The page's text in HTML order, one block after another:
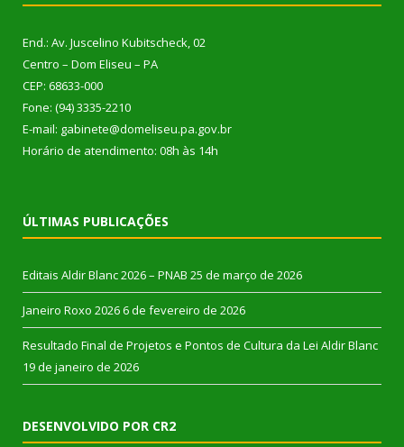
End.: Av. Juscelino Kubitscheck, 02
Centro – Dom Eliseu – PA
CEP: 68633-000
Fone: (94) 3335-2210
E-mail: gabinete@domeliseu.pa.gov.br
Horário de atendimento: 08h às 14h
ÚLTIMAS PUBLICAÇÕES
Editais Aldir Blanc 2026 – PNAB 25 de março de 2026
Janeiro Roxo 2026 6 de fevereiro de 2026
Resultado Final de Projetos e Pontos de Cultura da Lei Aldir Blanc
19 de janeiro de 2026
DESENVOLVIDO POR CR2